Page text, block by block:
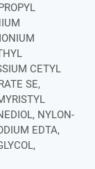
CETYL
SE,
NYLON-
EDTA,